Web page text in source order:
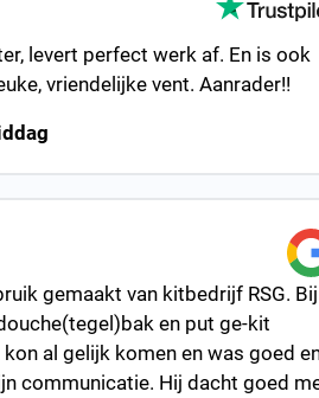
levert perfect werk af. En is ook
vriendelijke vent. Aanrader!!
gemaakt van kitbedrijf RSG. Bij
en put ge-kit
al gelijk komen en was goed
communicatie. Hij dacht goed